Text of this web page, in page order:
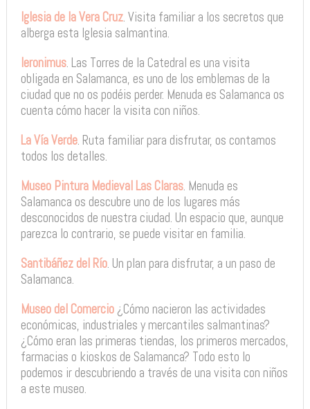
Iglesia de la Vera Cruz. Visita familiar a los secretos que
alberga esta Iglesia salmantina.
Ieronimus. Las Torres de la Catedral es una visita
obligada en Salamanca, es uno de los emblemas de la
ciudad que no os podéis perder. Menuda es Salamanca os
cuenta cómo hacer la visita con niños.
La Vía Verde. Ruta familiar para disfrutar, os contamos
todos los detalles.
Museo Pintura Medieval Las Claras. Menuda es
Salamanca os descubre uno de los lugares más
desconocidos de nuestra ciudad. Un espacio que, aunque
parezca lo contrario, se puede visitar en familia.
Santibáñez del Río. Un plan para disfrutar, a un paso de
Salamanca.
Museo del Comercio¿Cómo nacieron las actividades
económicas, industriales y mercantiles salmantinas?
¿Cómo eran las primeras tiendas, los primeros mercados,
farmacias o kioskos de Salamanca? Todo esto lo
podemos ir descubriendo a través de una visita con niños
a este museo.